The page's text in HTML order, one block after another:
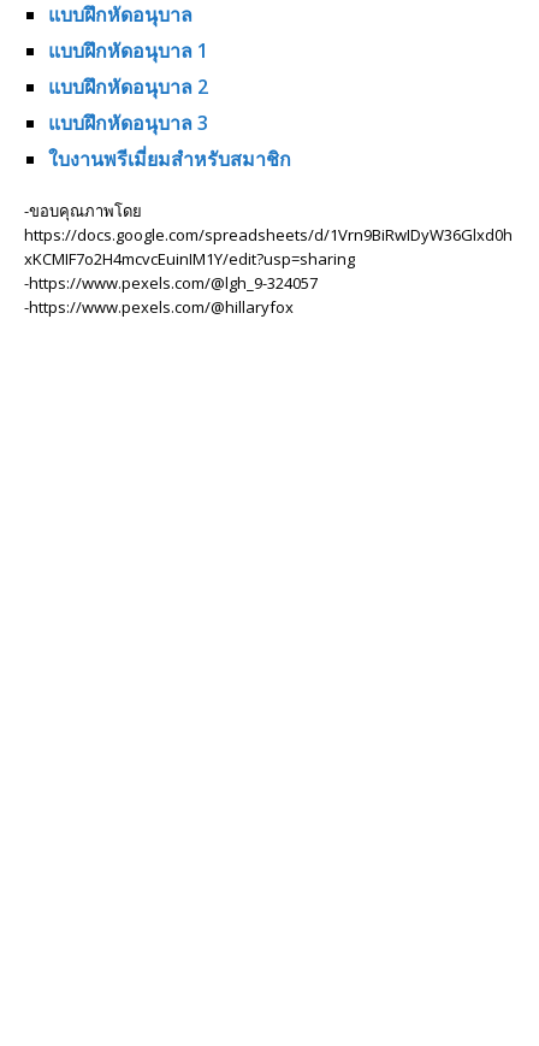
แบบฝึกหัดอนุบาล
แบบฝึกหัดอนุบาล 1
แบบฝึกหัดอนุบาล 2
แบบฝึกหัดอนุบาล 3
ใบงานพรีเมี่ยมสำหรับสมาชิก
-ขอบคุณภาพโดย
https://docs.google.com/spreadsheets/d/1Vrn9BiRwIDyW36Glxd0h
xKCMIF7o2H4mcvcEuinIM1Y/edit?usp=sharing
-https://www.pexels.com/@lgh_9-324057
-https://www.pexels.com/@hillaryfox